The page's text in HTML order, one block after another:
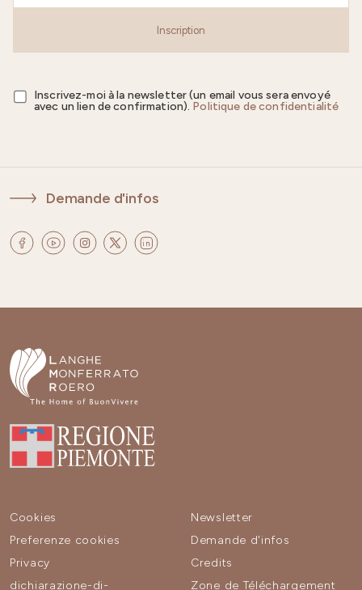
Inscription
Inscrivez-moi à la newsletter (un email vous sera envoyé
avec un lien de confirmation). Politique de confidentialité
Demande d'infos
Cookies
Preferenze cookies
Privacy
dichiarazione-di-
Newsletter
Demande d'infos
Credits
Zone de Téléchargement